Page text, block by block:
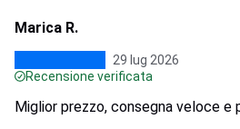
Marica R.
29 lug 2026
Recensione verificata
Miglior prezzo, consegna veloce e